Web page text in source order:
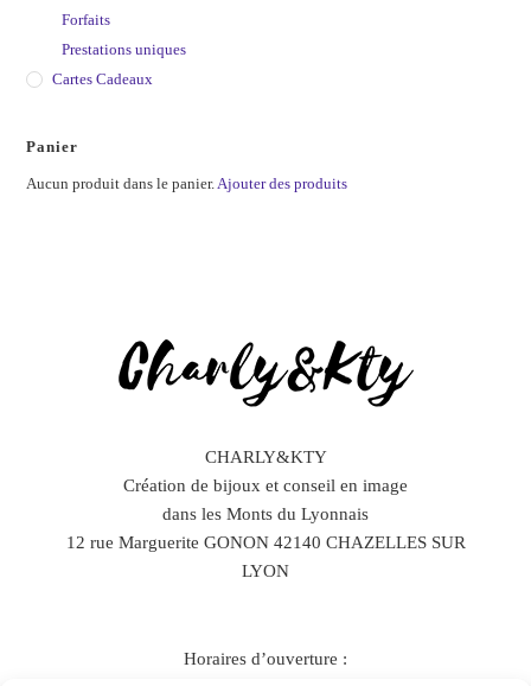
Forfaits
Prestations uniques
Cartes Cadeaux
Panier
Aucun produit dans le panier. Ajouter des produits
CHARLY&KTY
Création de bijoux et conseil en image
dans les Monts du Lyonnais
12 rue Marguerite GONON 42140 CHAZELLES SUR
LYON
Horaires d’ouverture :